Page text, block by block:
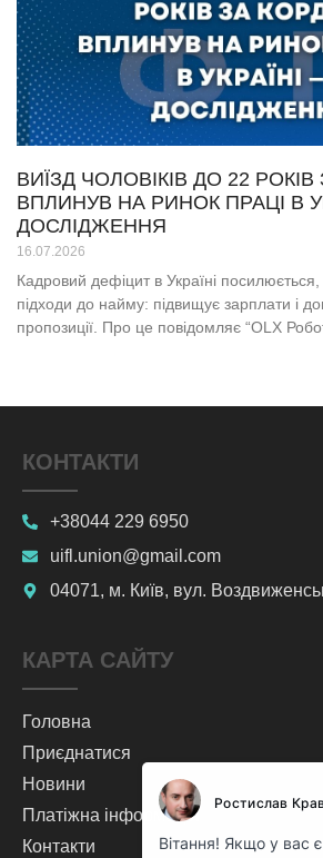
ВИЇЗД ЧОЛОВІКІВ ДО 22
ВПЛИНУВ НА РИНОК ПРАЦІ В
ДОСЛІДЖЕННЯ
16.07.2026
Кадровий дефіцит в Україні посилюється,
підходи до найму: підвищує зарплати і
пропозиції. Про це повідомляє “OLX
КОНТАКТИ
+38044 229 6950
uifl.union@gmail.com
04071, м. Київ, вул.
КАРТА САЙТУ
Головна
Приєднатися
Новини
Платіжна інформація
Контакти